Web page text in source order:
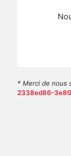
* Merci de nous
2338ed86-